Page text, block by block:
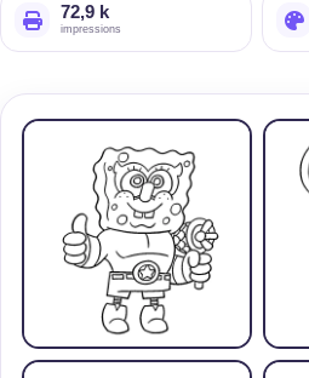
72,9 k
impressions